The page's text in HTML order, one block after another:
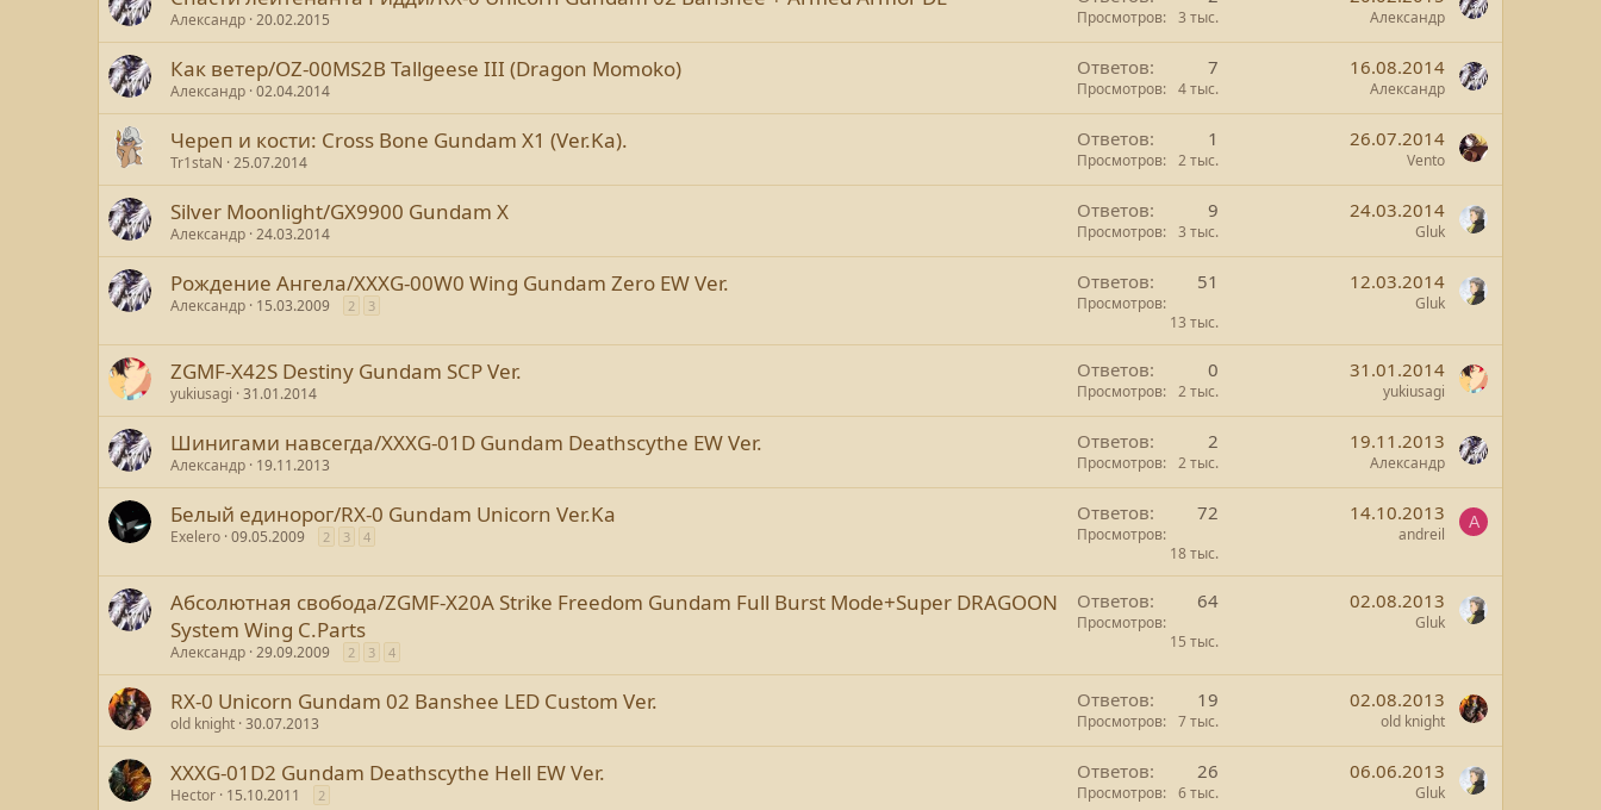
Александр 20.02.2015 Просмотров 3 тыс. Александр
Как ветер/OZ-00MS2B Tallgeese III (Dragon Momoko)
Александр 02.04.2014
Ответов 7
Просмотров 4 тыс.
16.08.2014
Александр
Череп и кости: Cross Bone Gundam X1 (Ver.Ka).
Tr1staN 25.07.2014
Ответов 1
Просмотров 2 тыс.
26.07.2014
Vento
Silver Moonlight/GX9900 Gundam X
Александр 24.03.2014
Ответов 9
Просмотров 3 тыс.
24.03.2014
Gluk
Рождение Ангела/XXXG-00W0 Wing Gundam Zero EW Ver.
Александр 15.03.2009 2 3
Ответов 51
Просмотров
13 тыс.
12.03.2014
Gluk
ZGMF-X42S Destiny Gundam SCP Ver.
yukiusagi 31.01.2014
Ответов 0
Просмотров 2 тыс.
31.01.2014
yukiusagi
Шинигами навсегда/XXXG-01D Gundam Deathscythe EW Ver.
Александр 19.11.2013
Ответов 2
Просмотров 2 тыс.
19.11.2013
Александр
Белый единорог/RX-0 Gundam Unicorn Ver.Ka
Exelero 09.05.2009 2 3 4
Ответов 72
Просмотров
18 тыс.
14.10.2013
andreil
A
Абсолютная свобода/ZGMF-X20A Strike Freedom Gundam Full Burst Mode+Super DRAGOON
System Wing C.Parts
Александр 29.09.2009 2 3 4
Ответов 64
Просмотров
15 тыс.
02.08.2013
Gluk
RX-0 Unicorn Gundam 02 Banshee LED Custom Ver.
old knight 30.07.2013
Ответов 19
Просмотров 7 тыс.
02.08.2013
old knight
XXXG-01D2 Gundam Deathscythe Hell EW Ver.
Hector 15.10.2011 2
Ответов 26
Просмотров 6 тыс.
06.06.2013
Gluk